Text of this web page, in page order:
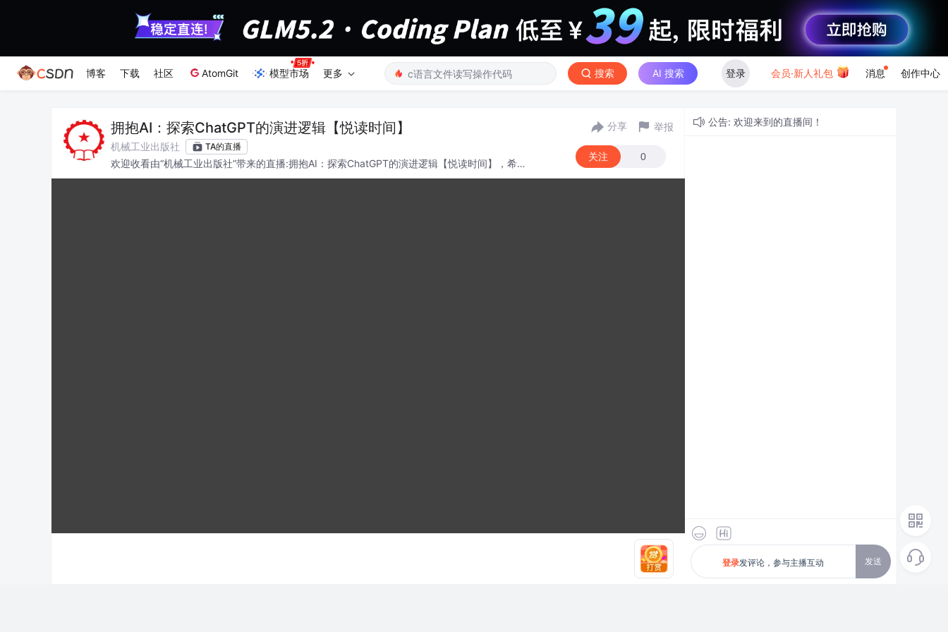
博客 下载 社区 AtomGit 模型市场 更多 搜索 AI 搜索 登录 会员·新人礼包 消息 创作中心
拥抱AI：探索ChatGPT的演进逻辑【悦读时间】
机械工业出版社 TA的直播
欢迎收看由“机械工业出版社”带来的直播:拥抱AI：探索ChatGPT的演进逻辑【悦读时间】，希望
各位能有所收获。
分享 举报
关注 0
公告: 欢迎来到的直播间！
发送
登录发评论，参与主播互动